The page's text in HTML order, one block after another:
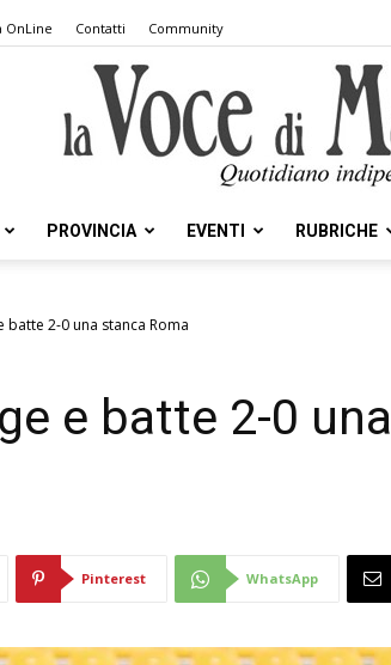
OnLine Contatti Community
Voce
PROVINCIA EVENTI RUBRICHE
batte 2-0 una stanca Roma
e batte 2-0 una
Pinterest WhatsApp